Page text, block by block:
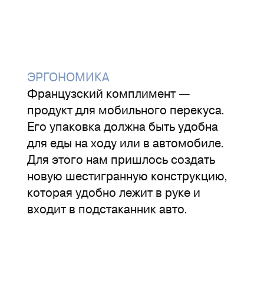
ЭРГОНОМИКА
Французский комплимент —
продукт для мобильного перекуса.
Его упаковка должна быть удобна
для еды на ходу или в автомобиле.
Для этого нам пришлось создать
новую шестигранную конструкцию,
которая удобно лежит в руке и
входит в подстаканник авто.